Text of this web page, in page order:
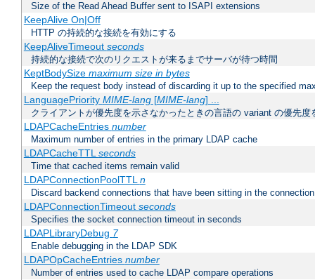
Size of the Read Ahead Buffer sent to ISAPI extensions
KeepAlive On|Off
HTTP の持続的な接続を有効にする
KeepAliveTimeout seconds
持続的な接続で次のリクエストが来るまでサーバが待つ時間
KeptBodySize maximum size in bytes
Keep the request body instead of discarding it up to the specified
LanguagePriority MIME-lang[MIME-lang] ...
クライアントが優先度を示さなかったときの言語の variant の優先度
LDAPCacheEntries number
Maximum number of entries in the primary LDAP cache
LDAPCacheTTLseconds
Time that cached items remain valid
LDAPConnectionPoolTTLn
Discard backend connections that have been sitting in the
LDAPConnectionTimeout seconds
Specifies the socket connection timeout in seconds
LDAPLibraryDebug 7
Enable debugging in the LDAP SDK
LDAPOpCacheEntries number
Number of entries used to cache LDAP compare operations